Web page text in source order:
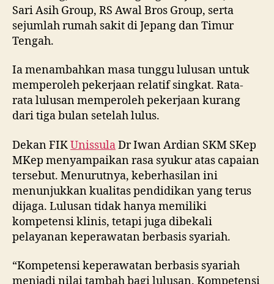
Sari Asih Group, RS Awal Bros Group, serta
sejumlah rumah sakit di Jepang dan Timur
Tengah.
Ia menambahkan masa tunggu lulusan untuk
memperoleh pekerjaan relatif singkat. Rata-
rata lulusan memperoleh pekerjaan kurang
dari tiga bulan setelah lulus.
Dekan FIKUnissulaDr Iwan Ardian SKM SKep
MKep menyampaikan rasa syukur atas capaian
tersebut. Menurutnya, keberhasilan ini
menunjukkan kualitas pendidikan yang terus
dijaga. Lulusan tidak hanya memiliki
kompetensi klinis, tetapi juga dibekali
pelayanan keperawatan berbasis syariah.
“Kompetensi keperawatan berbasis syariah